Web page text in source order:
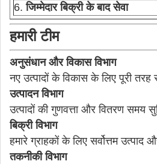
6.जिम्मेदार बिक्री के बाद सेवा
हमारी टीम
अनुसंधान और विकास विभाग
नए उत्पादों के विकास के लिए पूरी तरह
उत्पादन विभाग
उत्पादों की गुणवत्ता और वितरण समय
बिक्री विभाग
हमारे ग्राहकों के लिए सर्वोत्तम उत्पाद
तकनीकी विभाग